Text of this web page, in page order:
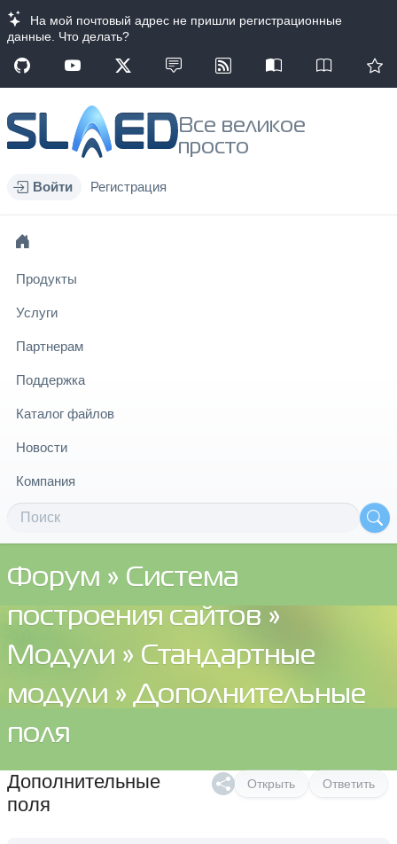
На мой почтовый адрес не пришли регистрационные
данные. Что делать?
Все великое
просто
Войти Регистрация
Продукты
Услуги
Партнерам
Поддержка
Каталог файлов
Новости
Компания
Форум » Система
построения сайтов »
Модули » Стандартные
модули » Дополнительные
поля
Открыть Ответить
Дополнительные
поля